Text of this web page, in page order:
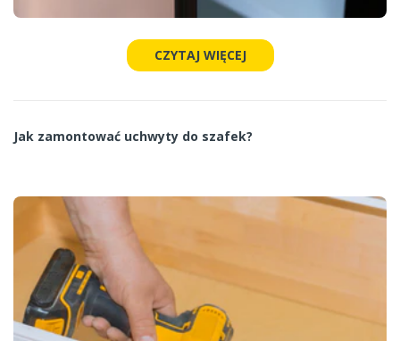
CZYTAJ WIĘCEJ
Jak zamontować uchwyty do szafek?